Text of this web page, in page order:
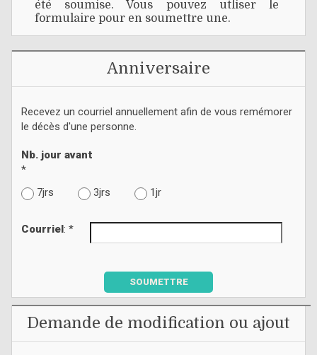
été soumise. Vous pouvez utliser le
formulaire pour en soumettre une.
Anniversaire
Recevez un courriel annuellement afin de vous remémorer
le décès d'une personne.
Nb. jour avant
*
7jrs
3jrs 1jr
Courriel: *
SOUMETTRE
Demande de modification ou ajout